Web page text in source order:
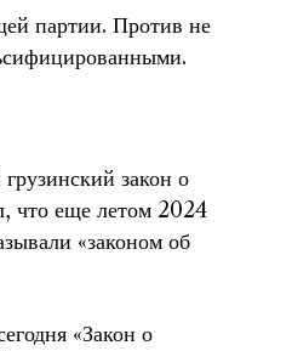
партии. Против не
закон о
что еще летом 2024
«законом об
«Закон о